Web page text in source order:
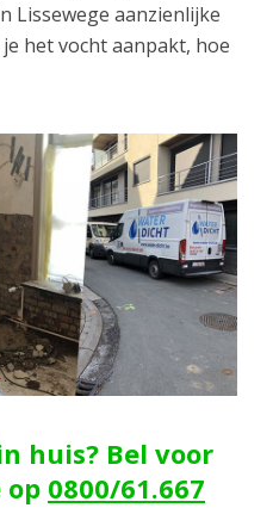
Lissewege aanzienlijke
het vocht aanpakt, hoe
huis? Bel voor
op 0800/61.667